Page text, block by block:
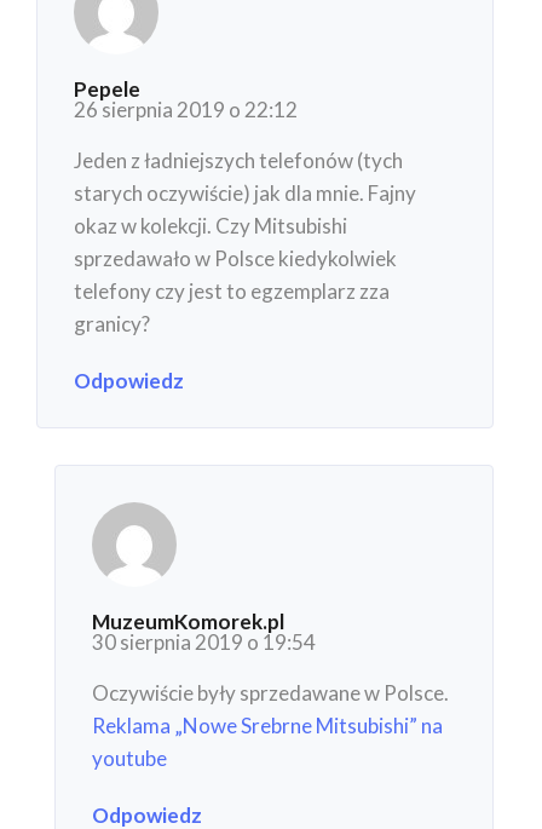
Pepele
26 sierpnia 2019 o 22:12
Jeden z ładniejszych telefonów (tych
starych oczywiście) jak dla mnie. Fajny
okaz w kolekcji. Czy Mitsubishi
sprzedawało w Polsce kiedykolwiek
telefony czy jest to egzemplarz zza
granicy?
Odpowiedz
MuzeumKomorek.pl
30 sierpnia 2019 o 19:54
Oczywiście były sprzedawane w Polsce.
Reklama „Nowe Srebrne Mitsubishi” na
youtube
Odpowiedz